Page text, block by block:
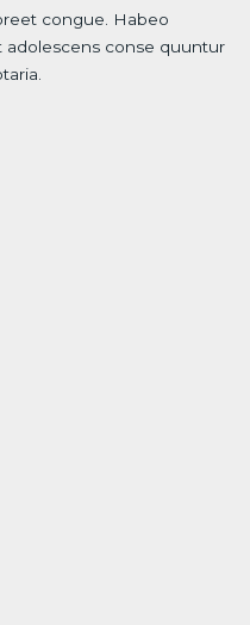
congue. Habeo
conse quuntur